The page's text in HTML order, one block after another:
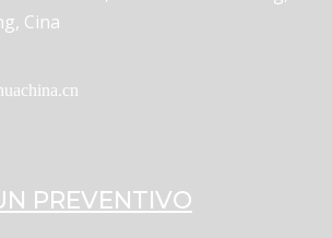
Cina
PREVENTIVO